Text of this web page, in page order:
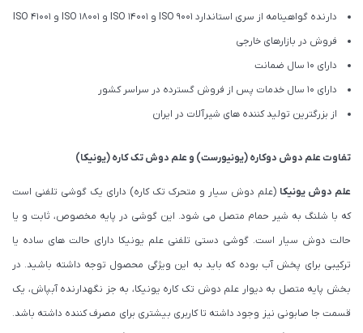
دارنده گواهینامه از سری استاندارد ISO 9001 و ISO 14001 و ISO 18001 و ISO 41001
فروش در بازارهای خارجی
دارای 10 سال ضمانت
دارای 10 سال خدمات پس از فروش گسترده در سراسر کشور
از بزرگترین تولید کننده های شیرآلات در ایران
تفاوتعلم دوش دوکاره (یونیورست) وعلم دوش تک کاره (یونیکا)
علم دوش یونیکا (علم دوش سیار و متحرک تک کاره) دارای یک گوشی تلفنی است
که با شلنگ به شیر حمام متصل می شود. این گوشی در پایه مخصوص، ثابت و یا
حالت دوش سیار است. گوشی دستی تلفنی علم یونیکا دارای حالت های ساده یا
ترکیبی برای پخش آب بوده که باید به این ویژگی محصول توجه داشته باشید. در
بخش پایه متصل به دیوار علم دوش تک کاره یونیکا، به جز نگهدارنده آبپاش، یک
قسمت جا صابونی نیز وجود داشته تا کاربری بیشتری برای مصرف کننده داشته باشد.